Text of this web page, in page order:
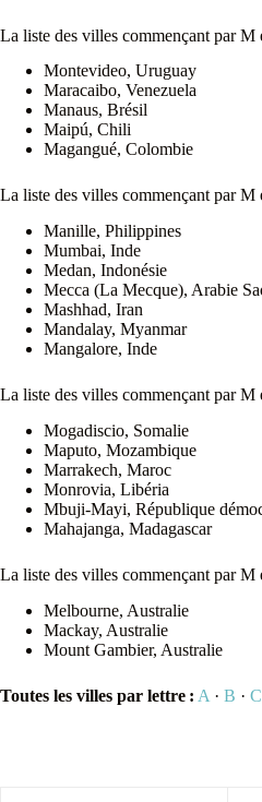
La liste des villes commençant par M
Montevideo, Uruguay
Maracaibo, Venezuela
Manaus, Brésil
Maipú, Chili
Magangué, Colombie
La liste des villes commençant par M
Manille, Philippines
Mumbai, Inde
Medan, Indonésie
Mecca (La Mecque), Arabie
Mashhad, Iran
Mandalay, Myanmar
Mangalore, Inde
La liste des villes commençant par M
Mogadiscio, Somalie
Maputo, Mozambique
Marrakech, Maroc
Monrovia, Libéria
Mbuji-Mayi, République
Mahajanga, Madagascar
La liste des villes commençant par M
Melbourne, Australie
Mackay, Australie
Mount Gambier, Australie
Toutes les villes par lettre : A · B · C